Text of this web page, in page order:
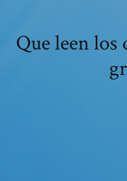
Que leen los